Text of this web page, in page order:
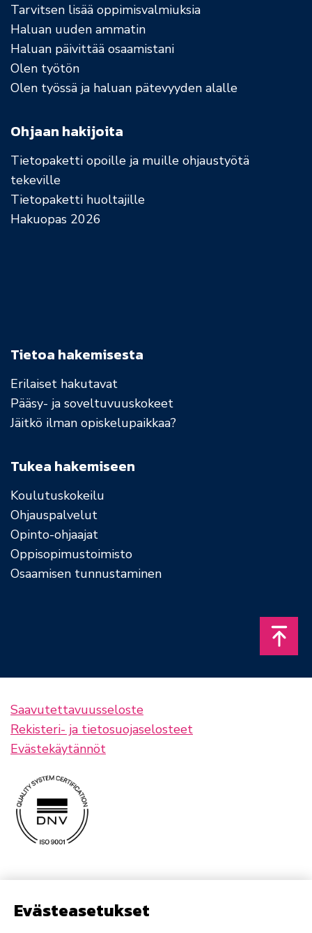
Tarvitsen lisää oppimisvalmiuksia
Haluan uuden ammatin
Haluan päivittää osaamistani
Olen työtön
Olen työssä ja haluan pätevyyden alalle
Ohjaan hakijoita
Tietopaketti opoille ja muille ohjaustyötä
tekeville
Tietopaketti huoltajille
Hakuopas 2026
Tietoa hakemisesta
Erilaiset hakutavat
Pääsy- ja soveltuvuuskokeet
Jäitkö ilman opiskelupaikkaa?
Tukea hakemiseen
Koulutuskokeilu
Ohjauspalvelut
Opinto-ohjaajat
Oppisopimustoimisto
Osaamisen tunnustaminen
Saavutettavuusseloste
Rekisteri- ja tietosuojaselosteet
Evästekäytännöt
Evästeasetukset